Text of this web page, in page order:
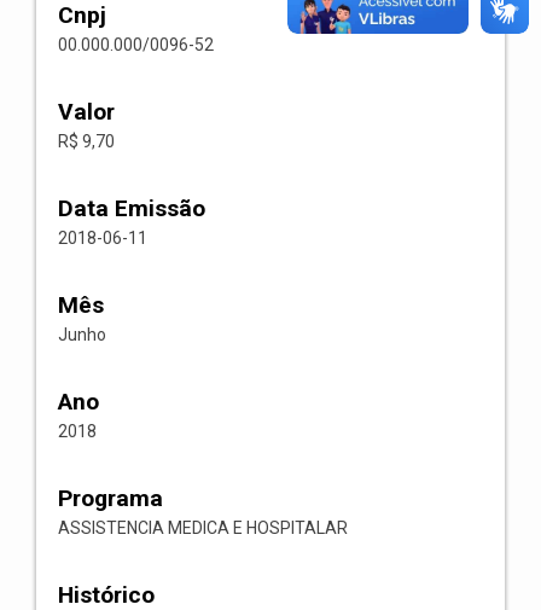
Cnpj
00.000.000/0096-52
Valor
R$ 9,70
Data Emissão
2018-06-11
Mês
Junho
Ano
2018
Programa
ASSISTENCIA MEDICA E HOSPITALAR
Histórico